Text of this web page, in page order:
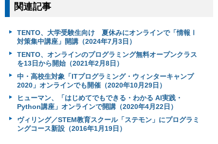
関連記事
TENTO、大学受験生向け 夏休みにオンラインで「情報Ⅰ
対策集中講座」開講（2024年7月3日）
TENTO、オンラインのプログラミング無料オープンクラス
を13日から開始（2021年2月8日）
中・高校生対象「ITプログラミング・ウィンターキャンプ
2020」オンラインでも開催（2020年10月29日）
ヒューマン、「はじめてでもできる・わかる AI実践・
Python講座」オンラインで開講（2020年4月22日）
ヴィリング／STEM教育スクール「ステモン」にプログラミ
ングコース新設（2016年1月19日）